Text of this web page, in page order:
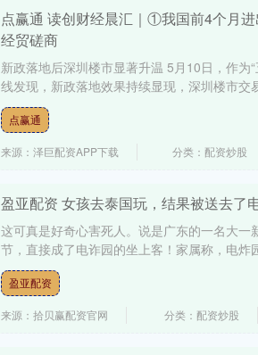
点赢通 读创财经晨汇｜①我国前4个月
经贸磋商
新政落地后深圳楼市显著升温 5月10日，作为
线发现，新政落地效果持续显现，深圳楼市
点赢通
来源：泽巨配资APP下载 分类：配资炒股
盈亚配资 女孩去泰国玩，结果被送去了电
这可真是好奇心害死人。说是广东的一名大
节，直接成了电诈园的坐上客！家属称，电
盈亚配资
来源：拾贝赢配资官网 分类：配资炒股